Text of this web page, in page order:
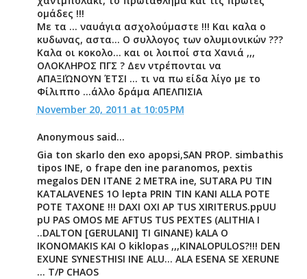
ομάδες !!!
Με τα ... ναυάγια ασχολούμαστε !!! Και καλα ο
κυδωνας, αστα... Ο συλλογος των ολυμιονικών ???
Καλα οι κοκολο... και οι λοιποί στα Χανιά ,,,
ΟΛΟΚΛΗΡΟΣ ΠΓΣ ? Δεν ντρέπονται να
ΑΠΑΞΙΏΝΟΥΝ ΈΤΣΙ ... τι να πω είδα λίγο με το
Φίλιππο ...άλλο δράμα ΑΠΕΛΠΙΣΙΑ
November 20, 2011 at 10:05 PM
Anonymous said...
Gia ton skarlo den exo apopsi,SAN PROP. simbathis
tipos INE, o frape den ine paranomos, pextis
megalos DEN ITANE 2 METRA ine, SUTARA PU TIN
KATALAVENES 1O lepta PRIN TIN KANI ALLA POTE
POTE TAXONE !!! DAXI OXI AP TUS XIRITERUS.ppUU
pU PAS OMOS ME AFTUS TUS PEXTES (ALITHIA I
..DALTON [GERULANI] TI GINANE) kALA O
IKONOMAKIS KAI O kiklopas ,,,KINALOPULOS?!!! DEN
EXUNE SYNESTHISI INE ALU... ALA ESENA SE XERUNE
... T/P CHAOS